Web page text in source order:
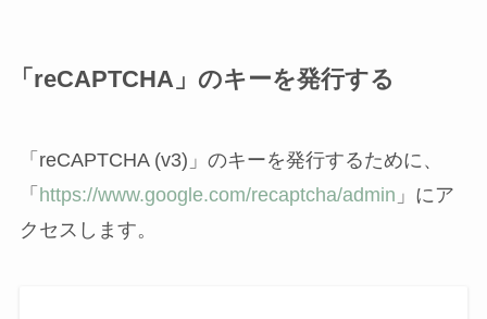
「reCAPTCHA」のキーを発行する
「reCAPTCHA (v3)」のキーを発行するために、
「 https://www.google.com/recaptcha/admin 」にア
クセスします。